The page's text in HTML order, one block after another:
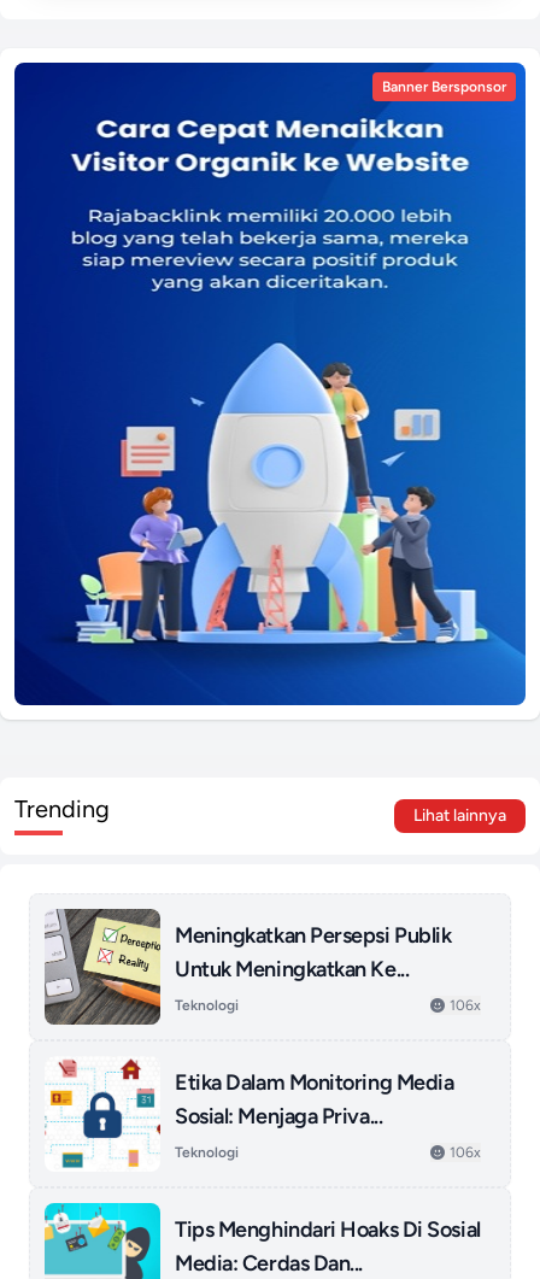
Banner Bersponsor
Trending Lihat lainnya
Meningkatkan Persepsi Publik
Untuk Meningkatkan Ke...
Teknologi 106x
Etika Dalam Monitoring Media
Sosial: Menjaga Priva...
Teknologi 106x
Tips Menghindari Hoaks Di Sosial
Media: Cerdas Dan...